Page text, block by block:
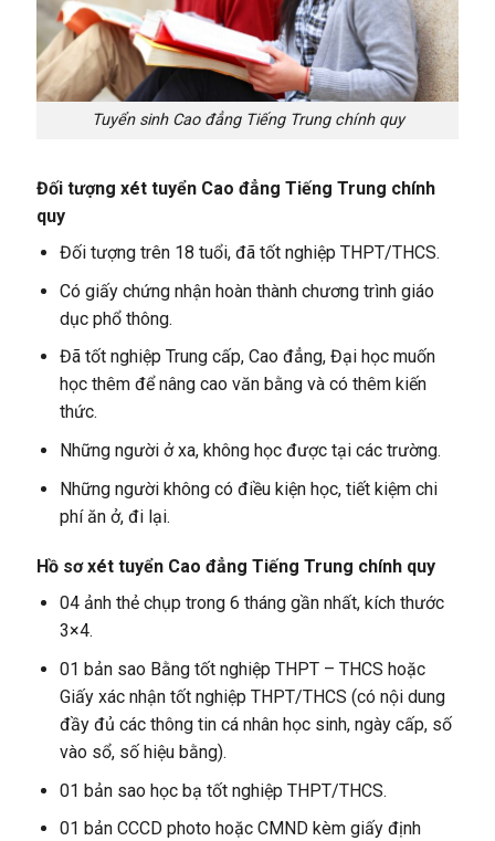
Tuyển sinh Cao đẳng Tiếng Trung chính quy
Đối tượng xét tuyển Cao đẳng Tiếng Trung chính
quy
Đối tượng trên 18 tuổi, đã tốt nghiệp THPT/THCS.
Có giấy chứng nhận hoàn thành chương trình giáo
dục phổ thông.
Đã tốt nghiệp Trung cấp, Cao đẳng, Đại học muốn
học thêm để nâng cao văn bằng và có thêm kiến
thức.
Những người ở xa, không học được tại các trường.
Những người không có điều kiện học, tiết kiệm chi
phí ăn ở, đi lại.
Hồ sơ xét tuyển Cao đẳng Tiếng Trung chính quy
04 ảnh thẻ chụp trong 6 tháng gần nhất, kích thước
3×4.
01 bản sao Bằng tốt nghiệp THPT – THCS hoặc
Giấy xác nhận tốt nghiệp THPT/THCS (có nội dung
đầy đủ các thông tin cá nhân học sinh, ngày cấp, số
vào sổ, số hiệu bằng).
01 bản sao học bạ tốt nghiệp THPT/THCS.
01 bản CCCD photo hoặc CMND kèm giấy định